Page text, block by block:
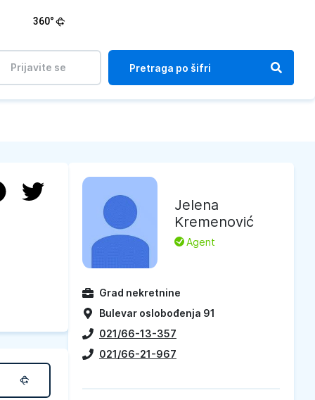
360°
Prijavite se
Jelena
Kremenović
L Agent
Grad nekretnine
Bulevar oslobođenja 91
021/66-13-357
021/66-21-967